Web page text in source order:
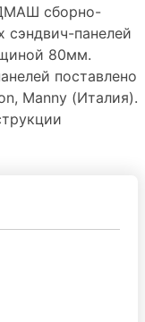
сборно-
сэндвич-панелей
80мм.
поставлено
Manny (Италия).